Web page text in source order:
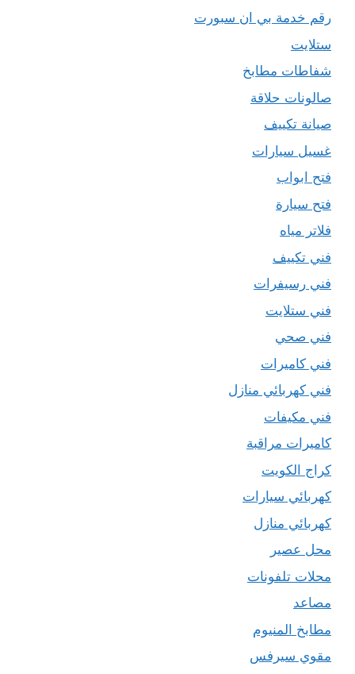
رقم خدمة بي ان سبورت
ستلايت
شفاطات مطابخ
صالونات حلاقة
صيانة تكييف
غسيل سيارات
فتح ابواب
فتح سيارة
فلاتر مياه
فني تكييف
فني رسيفرات
فني ستلايت
فني صحي
فني كاميرات
فني كهربائي منازل
فني مكيفات
كاميرات مراقبة
كراج الكويت
كهربائي سيارات
كهربائي منازل
محل عصير
محلات تلفونات
مصاعد
مطابخ المنيوم
مقوي سيرفس